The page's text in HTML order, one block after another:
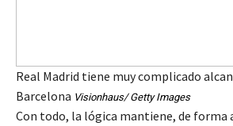
Real Madrid tiene muy complicado
Barcelona Visionhaus/ Getty Images
Con todo, la lógica mantiene, de forma